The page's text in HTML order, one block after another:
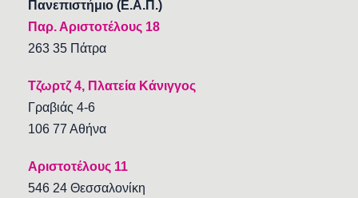
Πανεπιστήμιο (Ε.Α.Π.)
Παρ. Αριστοτέλους 18
263 35 Πάτρα
Τζωρτζ 4, Πλατεία Κάνιγγος
Γραβιάς 4-6
106 77 Αθήνα
Αριστοτέλους 11
546 24 Θεσσαλονίκη